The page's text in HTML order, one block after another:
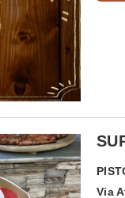
Via